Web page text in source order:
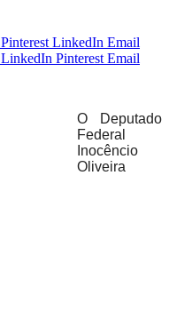
Pinterest LinkedIn Email
LinkedIn Pinterest Email
O Deputado
Federal
Inocêncio
Oliveira